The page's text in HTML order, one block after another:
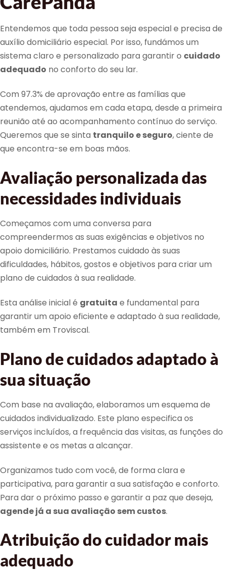
Entendemos que toda pessoa seja especial e precisa de
auxílio domiciliário especial. Por isso, fundámos um
sistema claro e personalizado para garantir o cuidado
adequado no conforto do seu lar.
Com 97.3% de aprovação entre as famílias que
atendemos, ajudamos em cada etapa, desde a primeira
reunião até ao acompanhamento contínuo do serviço.
Queremos que se sinta tranquilo e seguro, ciente de
que encontra-se em boas mãos.
Avaliação personalizada das
necessidades individuais
Começamos com uma conversa para
compreendermos as suas exigências e objetivos no
apoio domiciliário. Prestamos cuidado às suas
dificuldades, hábitos, gostos e objetivos para criar um
plano de cuidados à sua realidade.
Esta análise inicial é gratuita e fundamental para
garantir um apoio eficiente e adaptado à sua realidade,
também em Troviscal.
Plano de cuidados adaptado à
sua situação
Com base na avaliação, elaboramos um esquema de
cuidados individualizado. Este plano especifica os
serviços incluídos, a frequência das visitas, as funções do
assistente e os metas a alcançar.
Organizamos tudo com você, de forma clara e
participativa, para garantir a sua satisfação e conforto.
Para dar o próximo passo e garantir a paz que deseja,
agende já a sua avaliação sem custos.
Atribuição do cuidador mais
adequado